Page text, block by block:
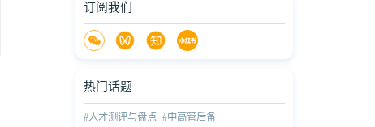
订阅我们
热门话题
#人才测评与盘点 #中高管后备